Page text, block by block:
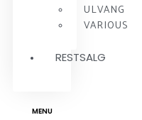
ULVANG
VARIOUS
RESTSALG
MENU